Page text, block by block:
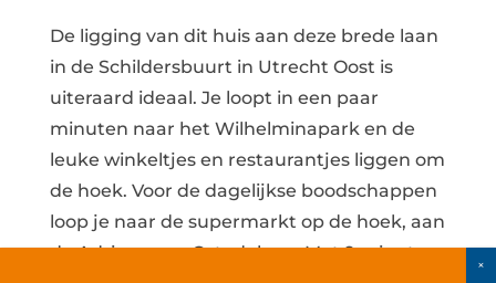
De ligging van dit huis aan deze brede laan
in de Schildersbuurt in Utrecht Oost is
uiteraard ideaal. Je loopt in een paar
minuten naar het Wilhelminapark en de
leuke winkeltjes en restaurantjes liggen om
de hoek. Voor de dagelijkse boodschappen
loop je naar de supermarkt op de hoek, aan
de Adriaen van Ostadelaan. Met 9 minuten